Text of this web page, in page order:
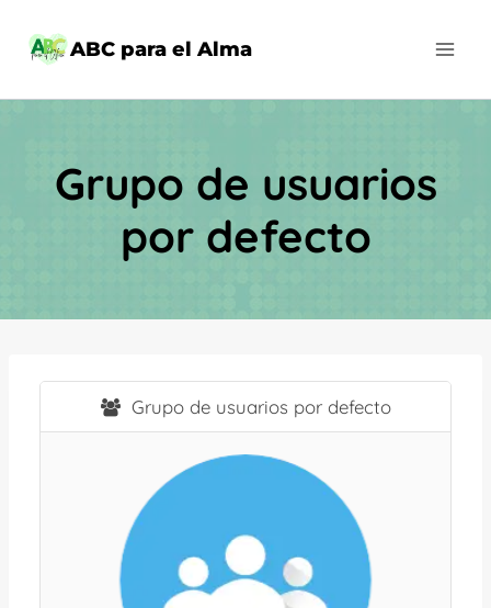
ABC para el Alma
Grupo de usuarios
por defecto
Grupo de usuarios por defecto